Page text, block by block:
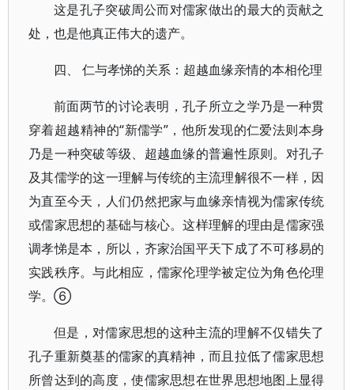
这是孔子突破周公而对儒家做出的最大的贡献之
处，也是他真正伟大的遗产。
四、 仁与孝悌的关系：超越血缘亲情的本相伦理
前面两节的讨论表明，孔子所立之学乃是一种贯
穿着超越精神的“新儒学”，他所发现的仁爱法则本身
乃是一种突破等级、超越血缘的普遍性原则。对孔子
及其儒学的这一理解与传统的主流理解很不一样，因
为直至今天，人们仍然把家与血缘亲情视为儒家传统
或儒家思想的基础与核心。这样理解的理由是儒家强
调孝悌是本，所以，齐家治国平天下成了不可移易的
实践秩序。与此相应，儒家伦理学被定位为角色伦理
学。⑥
但是，对儒家思想的这种主流的理解不仅错失了
孔子重新奠基的儒家的真精神，而且拉低了儒家思想
所曾达到的高度，使儒家思想在世界思想地图上显得